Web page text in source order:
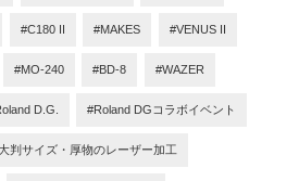
#C180 II #MAKES #VENUS II
#MO-240 #BD-8 #WAZER
D.G. #Roland DGコラボイベント
判サイズ・厚物のレーザー加工